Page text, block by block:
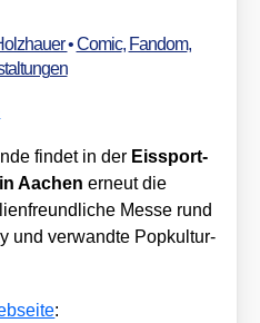
•Comic, Fandom,
fin­det in der Eis­sport­
Aachen erneut die
Mes­se rund
und ver­wand­te Pop­kul­tur-
: